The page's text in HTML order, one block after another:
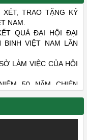
TRAO TẶNG KỶ
NAM.
QUẢ ĐẠI HỘI ĐẠI
BINH VIỆT NAM LẦN
LÀM VIỆC CỦA HỘI
50 NĂM CHIÉN
KHÔNG” (12/1972 –